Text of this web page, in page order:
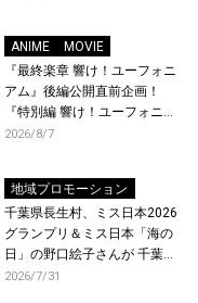
ANIME
MOVIE
『最終楽章 響け！ユーフォニ
アム』後編公開直前企画！
『特別編 響け！ユーフォニア
ム〜アンサンブルコンテス
映が決定！
2026/8/7
地域プロモーション
千葉県長生村、ミス日本2026
グランプリ＆ミス日本「海の
日」の野口絵子さんが 千葉県
唯一の村・長生村で地引網を
2026/7/31